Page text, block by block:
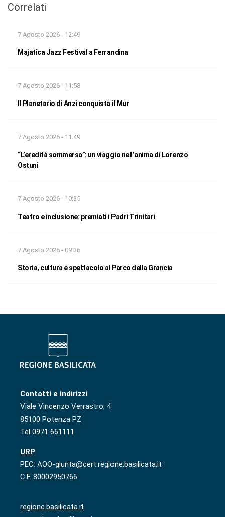
Correlati
7 Agosto 2026 - 12:49
Majatica Jazz Festival a Ferrandina
7 Agosto 2026 - 11:58
Il Planetario di Anzi conquista il Mur
7 Agosto 2026 - 11:49
“L’eredità sommersa”: un viaggio nell’anima di Lorenzo
Ostuni
7 Agosto 2026 - 10:35
Teatro e inclusione: premiati i Padri Trinitari
7 Agosto 2026 - 09:36
Storia, cultura e spettacolo al Parco della Grancia
Contatti e indirizzi
Viale Vincenzo Verrastro, 4
85100 Potenza PZ
Tel 0971 661111
URP
PEC: AOO-giunta@cert.regione.basilicata.it
C.F. 80002950766
regione.basilicata.it